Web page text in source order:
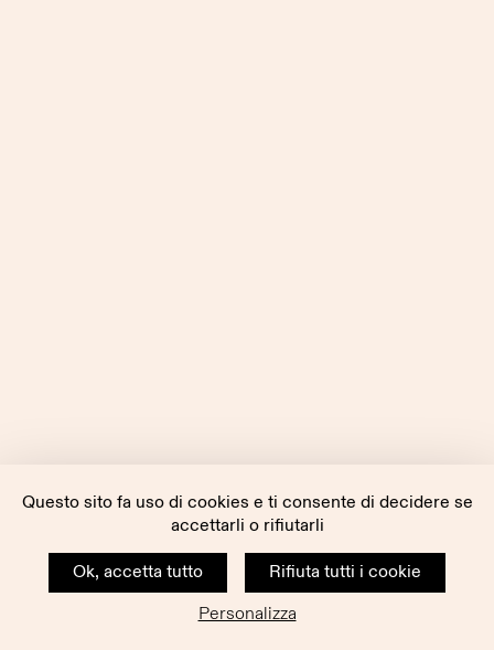
Questo sito fa uso di cookies e ti consente di decidere se
accettarli o rifiutarli
Ok, accetta tutto
Rifiuta tutti i cookie
Personalizza